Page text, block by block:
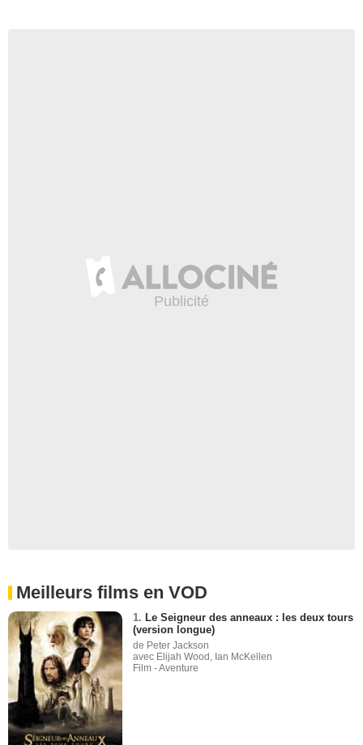
Meilleurs films en VOD
1. Le Seigneur des anneaux : les deux tours
(version longue)
de Peter Jackson
avec Elijah Wood, Ian McKellen
Film - Aventure